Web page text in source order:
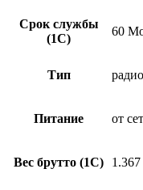
Срок службы
(1С)
60
Тип
Питание от
Вес брутто (1С)